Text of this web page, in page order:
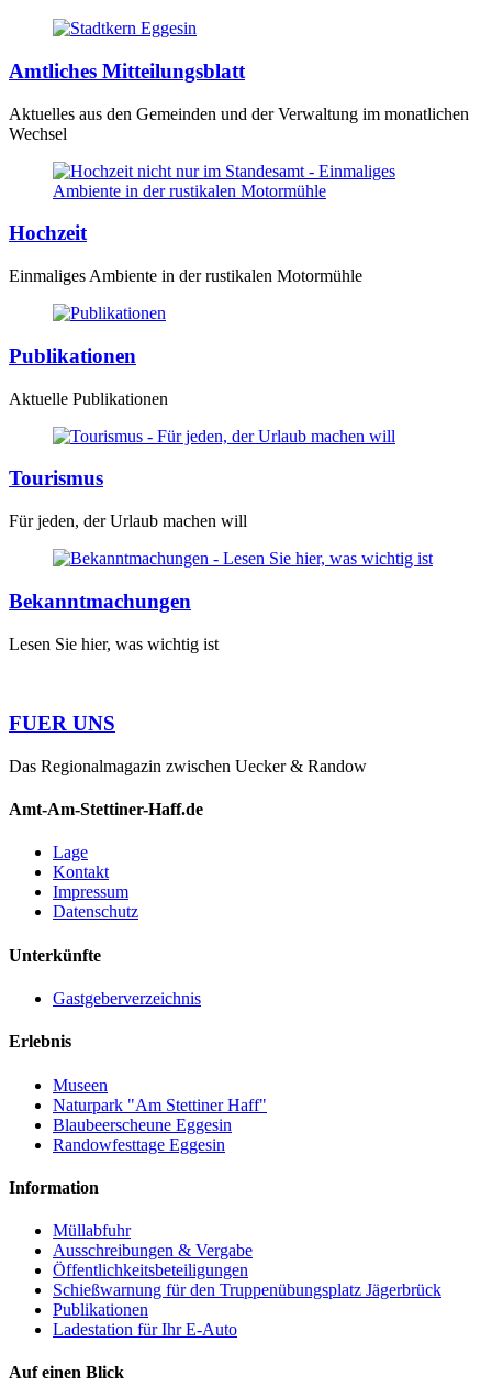
Amtliches Mitteilungsblatt
Aktuelles aus den Gemeinden und der Verwaltung im monatlichen
Wechsel
Hochzeit
Einmaliges Ambiente in der rustikalen Motormühle
Publikationen
Aktuelle Publikationen
Tourismus
Für jeden, der Urlaub machen will
Bekanntmachungen
Lesen Sie hier, was wichtig ist
FUER UNS
Das Regionalmagazin zwischen Uecker & Randow
Amt-Am-Stettiner-Haff.de
Lage
Kontakt
Impressum
Datenschutz
Unterkünfte
Gastgeberverzeichnis
Erlebnis
Museen
Naturpark "Am Stettiner Haff"
Blaubeerscheune Eggesin
Randowfesttage Eggesin
Information
Müllabfuhr
Ausschreibungen & Vergabe
Öffentlichkeitsbeteiligungen
Schießwarnung für den Truppenübungsplatz Jägerbrück
Publikationen
Ladestation für Ihr E-Auto
Auf einen Blick